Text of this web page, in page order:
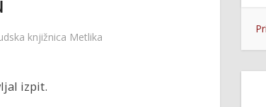
knjižnica Metlika
izpit.